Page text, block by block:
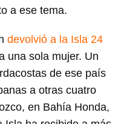
primero has de
14ymedio.
CANCELAR
a ese tema.
devolvió a la Isla 24
una sola mujer. Un
de ese país
a otras cuatro
en Bahía Honda,